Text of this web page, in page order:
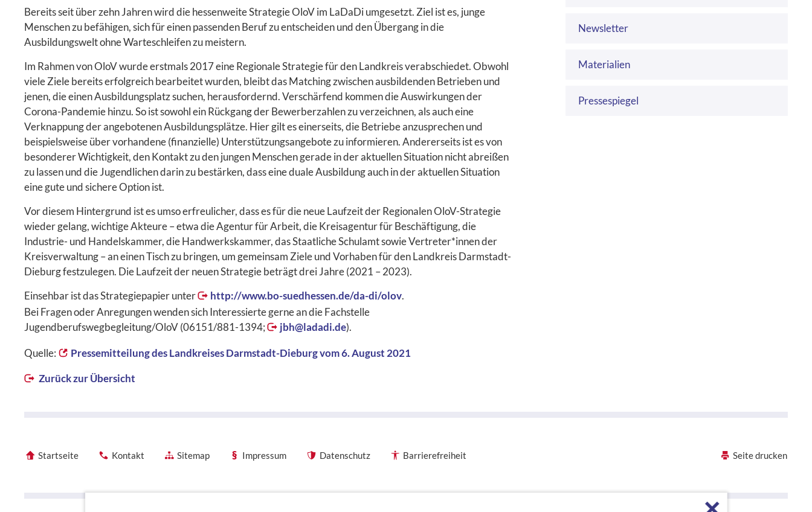
Bereits seit über zehn Jahren wird die hessenweite Strategie OloV im LaDaDi umgesetzt. Ziel ist es, junge
Menschen zu befähigen, sich für einen passenden Beruf zu entscheiden und den Übergang in die
Ausbildungswelt ohne Warteschleifen zu meistern.
Im Rahmen von OloV wurde erstmals 2017 eine Regionale Strategie für den Landkreis verabschiedet. Obwohl
viele Ziele bereits erfolgreich bearbeitet wurden, bleibt das Matching zwischen ausbildenden Betrieben und
jenen, die einen Ausbildungsplatz suchen, herausfordernd. Verschärfend kommen die Auswirkungen der
Corona-Pandemie hinzu. So ist sowohl ein Rückgang der Bewerberzahlen zu verzeichnen, als auch eine
Verknappung der angebotenen Ausbildungsplätze. Hier gilt es einerseits, die Betriebe anzusprechen und
beispielsweise über vorhandene (finanzielle) Unterstützungsangebote zu informieren. Andererseits ist es von
besonderer Wichtigkeit, den Kontakt zu den jungen Menschen gerade in der aktuellen Situation nicht abreißen
zu lassen und die Jugendlichen darin zu bestärken, dass eine duale Ausbildung auch in der aktuellen Situation
eine gute und sichere Option ist.
Vor diesem Hintergrund ist es umso erfreulicher, dass es für die neue Laufzeit der Regionalen OloV-Strategie
wieder gelang, wichtige Akteure – etwa die Agentur für Arbeit, die Kreisagentur für Beschäftigung, die
Industrie- und Handelskammer, die Handwerkskammer, das Staatliche Schulamt sowie Vertreter*innen der
Kreisverwaltung – an einen Tisch zu bringen, um gemeinsam Ziele und Vorhaben für den Landkreis Darmstadt-
Dieburg festzulegen. Die Laufzeit der neuen Strategie beträgt drei Jahre (2021 – 2023).
Einsehbar ist das Strategiepapier unter
http://www.bo-suedhessen.de/da-di/olov.
Bei Fragen oder Anregungen wenden sich Interessierte gerne an die Fachstelle
Jugendberufswegbegleitung/OloV (06151/881-1394;
jbh@ladadi.de).
Quelle: Pressemitteilung des Landkreises Darmstadt-Dieburg vom 6. August 2021
Zurück zur Übersicht
Newsletter
Materialien
Pressespiegel
Startseite Kontakt Sitemap Impressum Datenschutz Barrierefreiheit Seite drucken